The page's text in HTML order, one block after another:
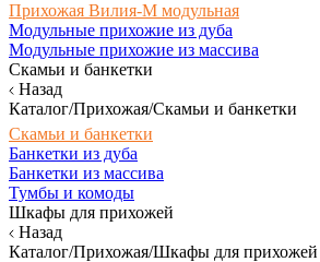
Прихожая Вилия-М модульная
Модульные прихожие из дуба
Модульные прихожие из массива
Скамьи и банкетки
Назад
Каталог/Прихожая/Скамьи и банкетки
Скамьи и банкетки
Банкетки из дуба
Банкетки из массива
Тумбы и комоды
Шкафы для прихожей
Назад
Каталог/Прихожая/Шкафы для прихожей